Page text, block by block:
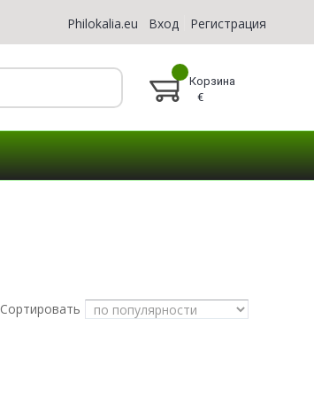
Philokalia.eu Вход Регистрация
Корзина
€
Сортировать